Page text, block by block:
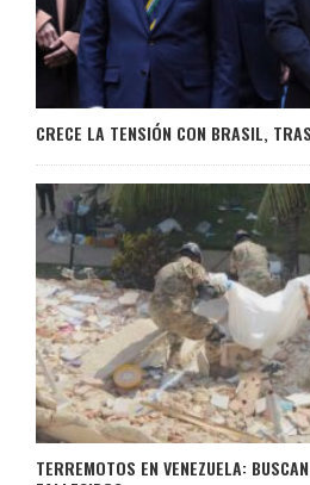
CRECE LA TENSIÓN CON BRASIL,
TERREMOTOS EN VENEZUELA: